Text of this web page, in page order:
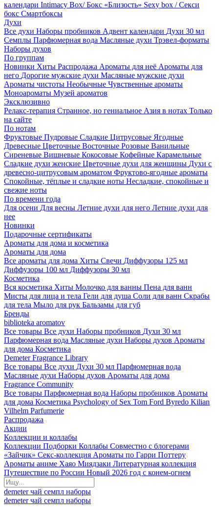
календари Intimacy Box/ Бокс «Близость» Sexy box / Секси
бокс Смартбоксы
Духи
Все духи Наборы пробников Адвент календари Духи 30 мл
Семплы Парфюмерная вода Масляные духи Трэвел-форматы
Наборы духов
По группам
Новинки Хиты Распродажа Ароматы для неё Ароматы для
него Дорогие мужские духи Масляные мужские духи
Ароматы чистоты Необычные Чувственные ароматы
Моноароматы Музей ароматов
Эксклюзивно
Релакс-терапия Странное, но гениальное Азия в нотах Только
на сайте
По нотам
Фруктовые Пудровые Сладкие Цитрусовые Ягодные
Древесные Цветочные Восточные Розовые Ванильные
Сиреневые Вишневые Кокосовые Кофейные Карамельные
Сладкие духи женские Цветочные духи для женщины Духи с
древесно-цитрусовым ароматом Фруктово-ягодные ароматы
Спокойные, тёплые и сладкие ноты Несладкие, спокойные и
свежие ноты
По времени года
Для осени Для весны Летние духи для него Летние духи для
нее
Новинки
Подарочные сертификаты
Ароматы для дома и косметика
Ароматы для дома
Все ароматы для дома Хиты Свечи Диффузоры 125 мл
Диффузоры 100 мл Диффузоры 30 мл
Косметика
Вся косметика Хиты Молочко для ванны Пена для ванн
Мисты для лица и тела Гели для душа Соли для ванн Скрабы
для тела Мыло для рук Бальзамы для губ
Бренды
biblioteka aromatov
Все товары Все духи Наборы пробников Духи 30 мл
Парфюмерная вода Масляные духи Наборы духов Ароматы
для дома Косметика
Demeter Fragrance Library
Все товары Все духи Духи 30 мл Парфюмерная вода
Масляные духи Наборы духов Ароматы для дома
Fragrance Community
Все товары Парфюмерная вода Наборы пробников Ароматы
для дома Косметика Psychology of Sex Tom Ford Byredo Kilian
Vilhelm Parfumerie
Распродажа
Акции
Коллекции и коллабы
Коллекции Подборки Коллабы Совместно с блогерами
«Зайчик» Секс-коллекция Ароматы по Гарри Поттеру
Ароматы аниме Хаяо Миядзаки Литературная коллекция
Путешествие по России Новый 2026 год с конем-огнем
demeterчай семпл наборы
demeterчай семпл наборы